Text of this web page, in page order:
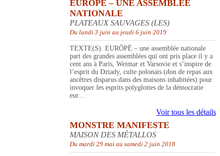
EURŌPĒ – UNE ASSEMBLÉE
NATIONALE
PLATEAUX SAUVAGES (LES)
Du lundi 3 juin au jeudi 6 juin 2019
TEXTE(S). EURŌPĒ – une assemblée nationale
part des grandes assemblées qui ont pris place il y a
cent ans à Paris, Weimar et Varsovie et s’inspire de
l’esprit du Dziady, culte polonais (don de repas aux
ancêtres disparus dans des maisons inhabitées) pour
invoquer les esprits polyglottes de la démocratie
eur...
Voir tous les détails
MONSTRE MANIFESTE
MAISON DES MÉTALLOS
Du mardi 29 mai au samedi 2 juin 2018